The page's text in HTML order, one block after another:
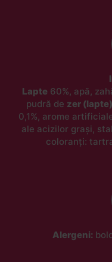
Lapte 60%, apă,
pudră de zer (lapte)
0,1%, arome
ale acizilor grași,
coloranți:
Alergeni: